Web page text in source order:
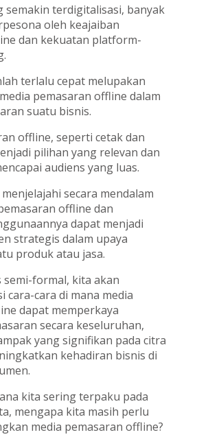
semakin terdigitalisasi, banyak
oleh keajaiban
dan kekuatan platform-
terlalu cepat melupakan
pemasaran offline dalam
suatu bisnis.
offline, seperti cetak dan
pilihan yang relevan dan
audiens yang luas.
secara mendalam
offline dan
dapat menjadi
strategis dalam upaya
produk atau jasa.
semi-formal, kita akan
cara-cara di mana media
dapat memperkaya
secara keseluruhan,
yang signifikan pada citra
kehadiran bisnis di
kita sering terpaku pada
mengapa kita masih perlu
media pemasaran offline?